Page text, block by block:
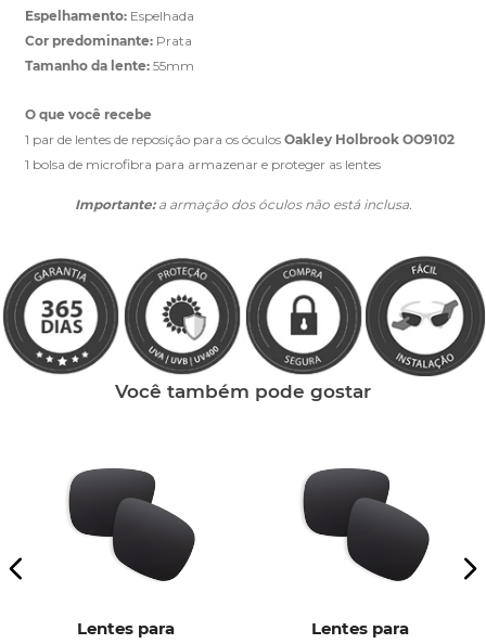
Espelhamento: Espelhada
Cor predominante: Prata
Tamanho da lente: 55mm
O que você recebe
1 par de lentes de reposição para os óculos Oakley Holbrook OO9102
1 bolsa de microfibra para armazenar e proteger as lentes
Importante:a armação dos óculos não está inclusa.
Você também pode gostar
Lentes para
Lentes para